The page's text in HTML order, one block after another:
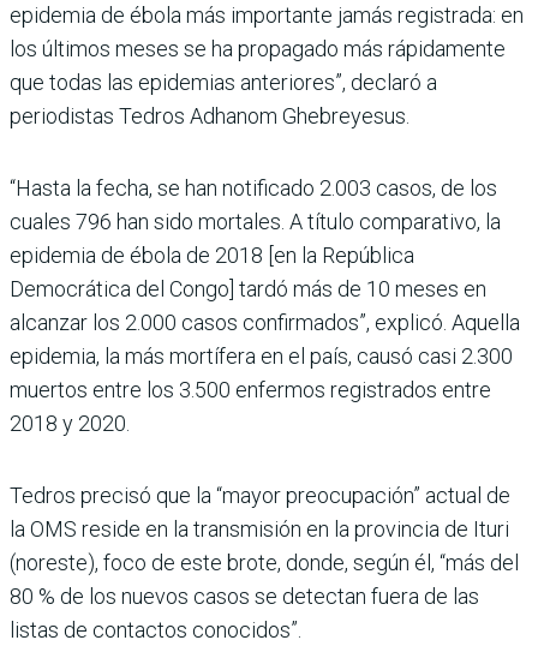
epidemia de ébola más importante jamás registrada: en
los últimos meses se ha propagado más rápidamente
que todas las epidemias anteriores”, declaró a
periodistas Tedros Adhanom Ghebreyesus.
“Hasta la fecha, se han notificado 2.003 casos, de los
cuales 796 han sido mortales. A título comparativo, la
epidemia de ébola de 2018 [en la República
Democrática del Congo] tardó más de 10 meses en
alcanzar los 2.000 casos confirmados”, explicó. Aquella
epidemia, la más mortífera en el país, causó casi 2.300
muertos entre los 3.500 enfermos registrados entre
2018 y 2020.
Tedros precisó que la “mayor preocupación” actual de
la OMS reside en la transmisión en la provincia de Ituri
(noreste), foco de este brote, donde, según él, “más del
80 % de los nuevos casos se detectan fuera de las
listas de contactos conocidos”.